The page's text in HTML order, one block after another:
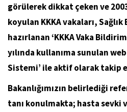
görülerek dikkat çeken ve
koyulan KKKA vakaları, Sağlık
hazırlanan ‘KKKA Vaka
yılında kullanıma sunulan
Sistemi’ ile aktif olarak takip
Bakanlığımızın belirlediği
tanı konulmakta; hasta sevki